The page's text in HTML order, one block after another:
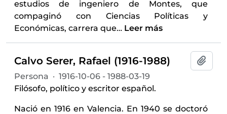
estudios de ingeniero de Montes, que
compaginó con Ciencias Políticas y
Económicas, carrera que… Leer más
Calvo Serer, Rafael (1916-1988)
Persona · 1916-10-06 - 1988-03-19
Filósofo, político y escritor español.
Nació en 1916 en Valencia. En 1940 se doctoró